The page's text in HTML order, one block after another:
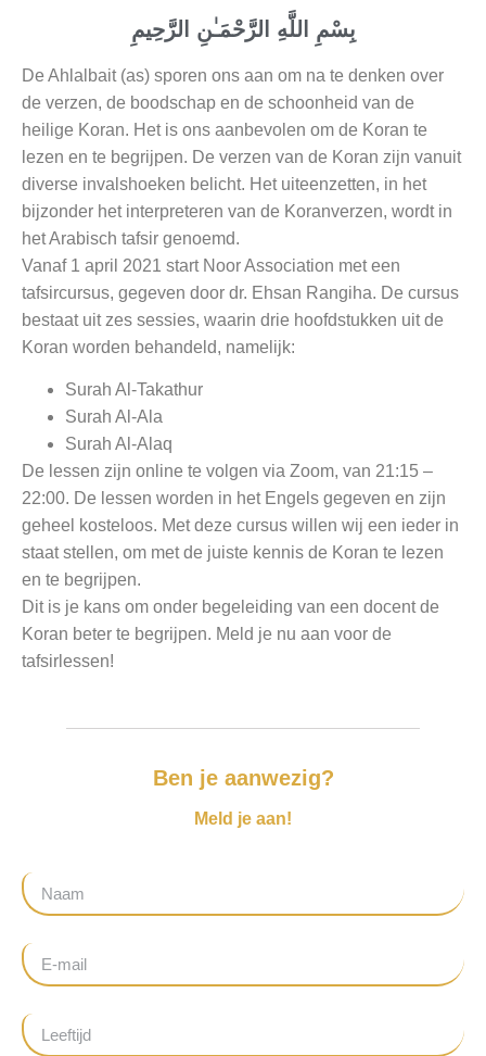
بِسْمِ اللَّهِ الرَّحْمَـٰنِ الرَّحِيمِ
De Ahlalbait (as) sporen ons aan om na te denken over
de verzen, de boodschap en de schoonheid van de
heilige Koran. Het is ons aanbevolen om de Koran te
lezen en te begrijpen. De verzen van de Koran zijn vanuit
diverse invalshoeken belicht. Het uiteenzetten, in het
bijzonder het interpreteren van de Koranverzen, wordt in
het Arabisch tafsir genoemd.
Vanaf 1 april 2021 start Noor Association met een
tafsircursus, gegeven door dr. Ehsan Rangiha. De cursus
bestaat uit zes sessies, waarin drie hoofdstukken uit de
Koran worden behandeld, namelijk:
Surah Al-Takathur
Surah Al-Ala
Surah Al-Alaq
De lessen zijn online te volgen via Zoom, van 21:15 –
22:00. De lessen worden in het Engels gegeven en zijn
geheel kosteloos. Met deze cursus willen wij een ieder in
staat stellen, om met de juiste kennis de Koran te lezen
en te begrijpen.
Dit is je kans om onder begeleiding van een docent de
Koran beter te begrijpen. Meld je nu aan voor de
tafsirlessen!
Ben je aanwezig?
Meld je aan!